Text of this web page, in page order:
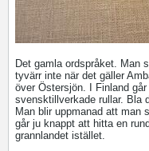
Det gamla ordspråket. Man
tyvärr inte när det gäller
över Östersjön. I Finland
svensktillverkade rullar. Bla
Man blir uppmanad att man
går ju knappt att hitta en
grannlandet istället.